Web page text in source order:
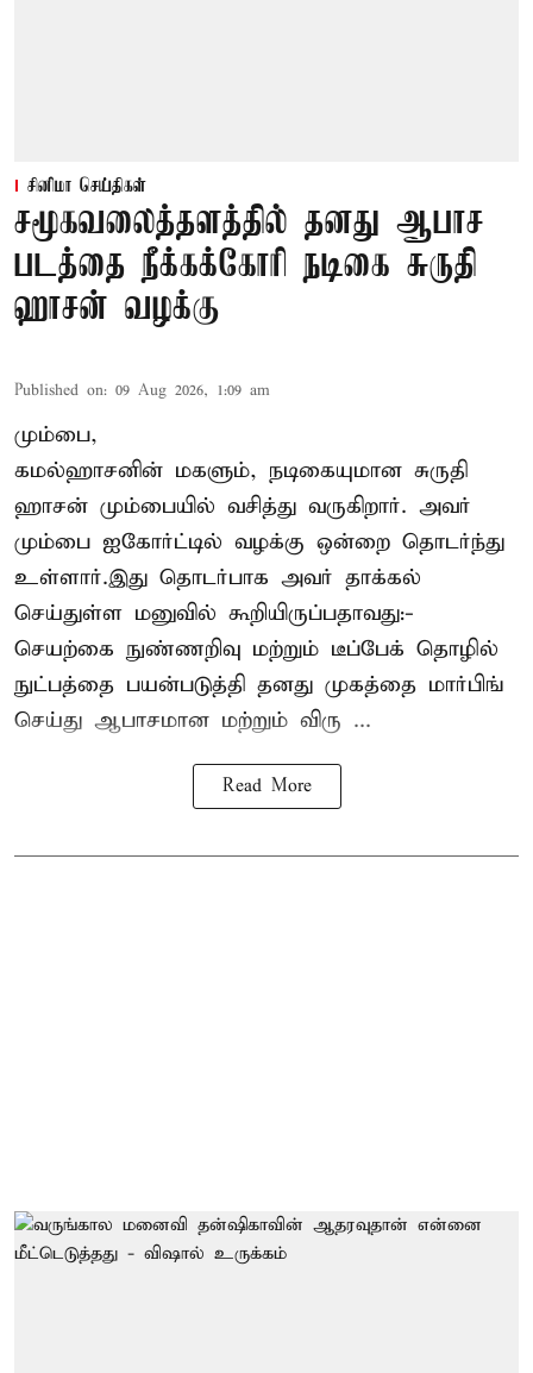
சினிமா செய்திகள்
சமூகவலைத்தளத்தில் தனது ஆபாச
படத்தை நீக்கக்கோரி நடிகை சுருதி
ஹாசன் வழக்கு
Published on: 09 Aug 2026, 1:09 am
மும்பை,
கமல்ஹாசனின் மகளும், நடிகையுமான சுருதி
ஹாசன் மும்பையில் வசித்து வருகிறார். அவர்
மும்பை ஐகோர்ட்டில் வழக்கு ஒன்றை தொடர்ந்து
உள்ளார்.இது தொடர்பாக அவர் தாக்கல்
செய்துள்ள மனுவில் கூறியிருப்பதாவது:-
செயற்கை நுண்ணறிவு மற்றும் டீப்பேக் தொழில்
நுட்பத்தை பயன்படுத்தி தனது முகத்தை மார்பிங்
செய்து ஆபாசமான மற்றும் விரு ...
Read More